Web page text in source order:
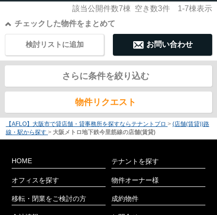
該当公開件数7棟 空き数3件 1-7棟表示
チェックした物件をまとめて
お問い合わせ
検討リストに追加
さらに条件を絞り込む
物件リクエスト
【AFLO】大阪市で貸店舗・貸事務所を探すならテナントプロ > (店舗(賃貸))路
線・駅から探す > 大阪メトロ地下鉄今里筋線の店舗(賃貸)
HOME
オフィスを探す
移転・閉業をご検討の方
テナントを探す
物件オーナー様
成約物件